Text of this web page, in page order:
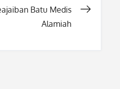
Batu Medis
Alamiah